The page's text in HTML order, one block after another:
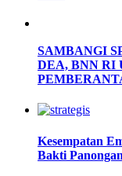
SAMBANGI
DEA, BNN RI
Kesempatan
Bakti